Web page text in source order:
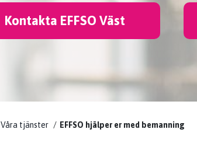
Kontakta EFFSO Väst
Våra tjänster EFFSO hjälper er med bemanning